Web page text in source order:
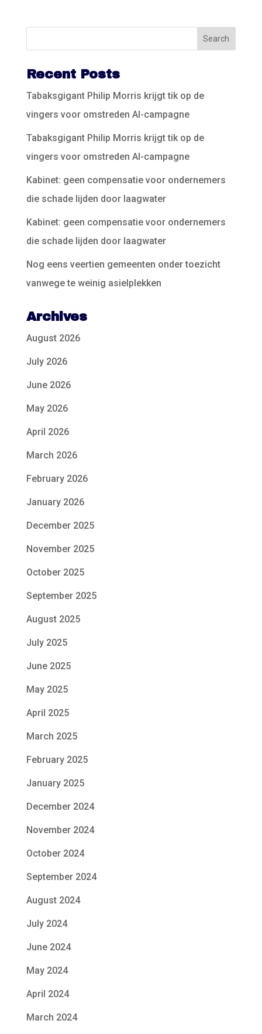
Recent Posts
Tabaksgigant Philip Morris krijgt tik op de
vingers voor omstreden AI-campagne
Tabaksgigant Philip Morris krijgt tik op de
vingers voor omstreden AI-campagne
Kabinet: geen compensatie voor ondernemers
die schade lijden door laagwater
Kabinet: geen compensatie voor ondernemers
die schade lijden door laagwater
Nog eens veertien gemeenten onder toezicht
vanwege te weinig asielplekken
Archives
August 2026
July 2026
June 2026
May 2026
April 2026
March 2026
February 2026
January 2026
December 2025
November 2025
October 2025
September 2025
August 2025
July 2025
June 2025
May 2025
April 2025
March 2025
February 2025
January 2025
December 2024
November 2024
October 2024
September 2024
August 2024
July 2024
June 2024
May 2024
April 2024
March 2024